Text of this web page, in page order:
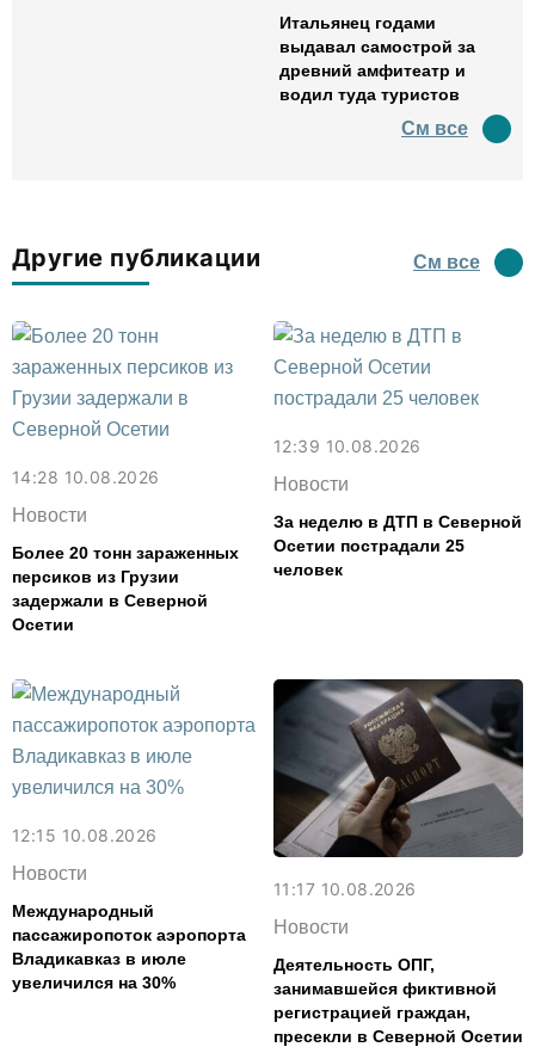
Итальянец годами
выдавал самострой за
древний амфитеатр и
водил туда туристов
См все
Другие публикации См все
14:28 10.08.2026
Новости
Более 20 тонн зараженных
персиков из Грузии
задержали в Северной
Осетии
12:39 10.08.2026
Новости
За неделю в ДТП в Северной
Осетии пострадали 25
человек
12:15 10.08.2026
Новости
Международный
пассажиропоток аэропорта
Владикавказ в июле
увеличился на 30%
11:17 10.08.2026
Новости
Деятельность ОПГ,
занимавшейся фиктивной
регистрацией граждан,
пресекли в Северной Осетии